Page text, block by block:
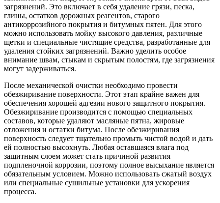
загрязнений. Это включает в себя удаление грязи, песка,
глины, остатков дорожных реагентов, старого
антикоррозийного покрытия и битумных пятен. Для этого
можно использовать мойку высокого давления, различные
щетки и специальные чистящие средства, разработанные для
удаления стойких загрязнений. Важно уделить особое
внимание швам, стыкам и скрытым полостям, где загрязнения
могут задерживаться.
После механической очистки необходимо провести
обезжиривание поверхности. Этот этап крайне важен для
обеспечения хорошей адгезии нового защитного покрытия.
Обезжиривание производится с помощью специальных
составов, которые удаляют масляные пятна, жировые
отложения и остатки битума. После обезжиривания
поверхность следует тщательно промыть чистой водой и дать
ей полностью высохнуть. Любая оставшаяся влага под
защитным слоем может стать причиной развития
подпленочной коррозии, поэтому полное высыхание является
обязательным условием. Можно использовать сжатый воздух
или специальные сушильные установки для ускорения
процесса.